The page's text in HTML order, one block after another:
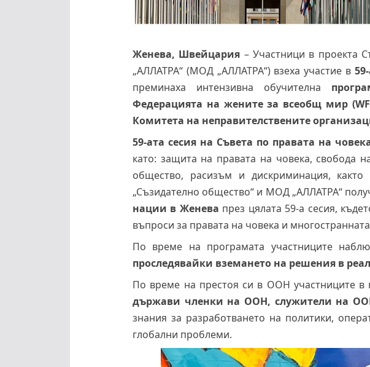
Женева, Швейцария – Участници в проекта
„АЛЛАТРА“ (МОД „АЛЛАТРА“) взеха участие в
преминаха интензивна обучителна
Федерацията на жените за всеобщ мир
Комитета на неправителствените
59-ата сесия на Съвета по правата на
като: защита на правата на човека, свобода
общество, расизъм и дискриминация,
„Съзидателно общество“ и МОД „АЛЛАТРА“
нации в Женева през цялата 59-а сесия,
въпроси за правата на човека и
По време на програмата участниците
проследявайки вземането на решения в
По време на престоя си в ООН участниците в
държави членки на ООН, служители на
знания за разработването на политики,
глобални проблеми.